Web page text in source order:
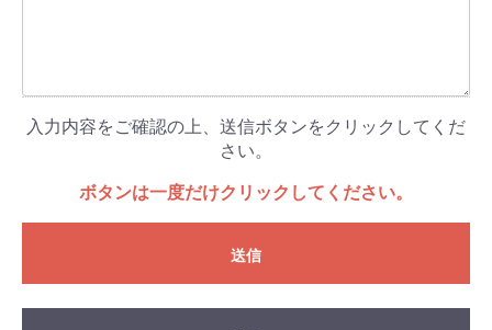
入力内容をご確認の上、送信ボタンをクリックしてくだ
さい。
ボタンは一度だけクリックしてください。
送信